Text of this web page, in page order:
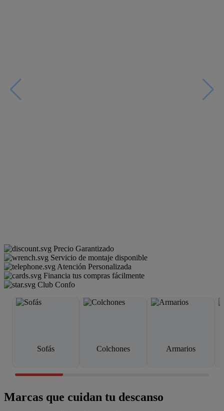
Precio Garantizado
Servicio de montaje disponible
Atención Personalizada
Financia tus compras fácilmente
Club Confo
Sofás Colchones Armarios
Marcas que cuidan tu descanso